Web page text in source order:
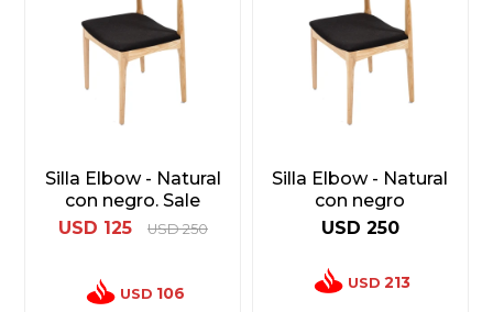
Silla Elbow - Natural
con negro. Sale
USD 125 USD 250
USD 106
Silla Elbow - Natural
con negro
USD 250
USD 213